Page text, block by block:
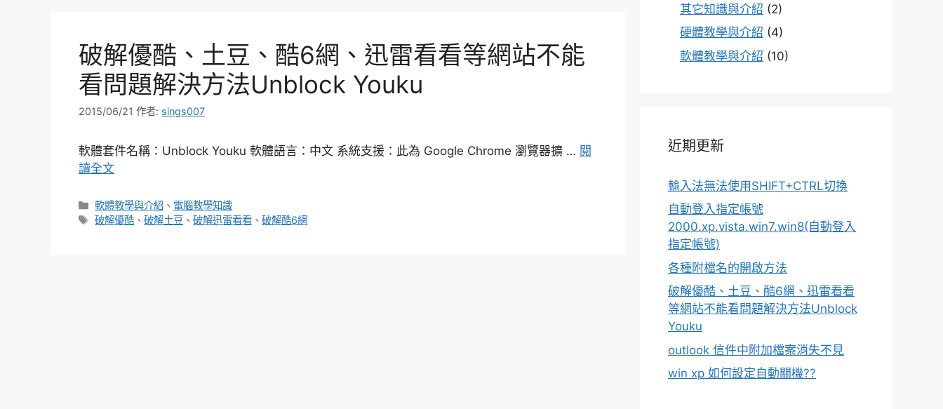
破解優酷、土豆、酷6網、迅雷看看等網站不能
看問題解決方法Unblock Youku
2015/06/21 作者: sings007
軟體套件名稱：Unblock Youku 軟體語言：中文 系統支援：此為 Google Chrome 瀏覽器擴 … 閱
讀全文
分
類
軟體教學與介紹 、 電腦教學知識
標
破解優酷 、破解土豆 、破解迅雷看看 、破解酷6網
其它知識與介紹 (2)
硬體教學與介紹 (4)
軟體教學與介紹 (10)
近期更新
輸入法無法使用SHIFT+CTRL切換
自動登入指定帳號
2000.xp.vista.win7.win8(自動登入
指定帳號)
各種附檔名的開啟方法
破解優酷、土豆、酷6網、迅雷看看
等網站不能看問題解決方法Unblock
Youku
outlook 信件中附加檔案消失不見
win xp 如何設定自動關機??